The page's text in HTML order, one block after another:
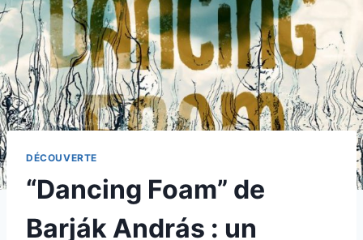
DÉCOUVERTE
“Dancing Foam” de
Barják András : un